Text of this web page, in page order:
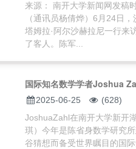
来源： 南开大学新闻网发稿
（通讯员杨倩烨）6月24日
塔姆拉·阿尔沙赫拉尼一行来
了客人。陈军...
国际知名数学学者Joshua
2025-06-25
(628)
JoshuaZahl在南开大学新开
琪）今年是陈省身数学研究
谷猜想而备受世界瞩目的国